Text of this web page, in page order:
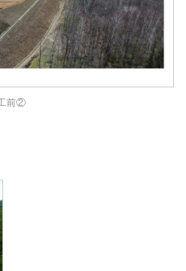
前②